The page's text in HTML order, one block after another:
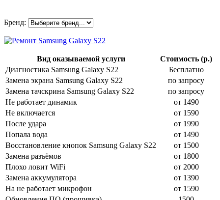
Бренд:
Вид оказываемой услуги
Стоимость (р.)
Диагностика Samsung Galaxy S22
Бесплатно
Замена экрана Samsung Galaxy S22
по запросу
Замена тачскрина Samsung Galaxy S22
по запросу
Не работает динамик
от 1490
Не включается
от 1590
После удара
от 1990
Попала вода
от 1490
Восстановление кнопок Samsung Galaxy S22
от 1500
Замена разъёмов
от 1800
Плохо ловит WiFi
от 2000
Замена аккумулятора
от 1390
На не работает микрофон
от 1590